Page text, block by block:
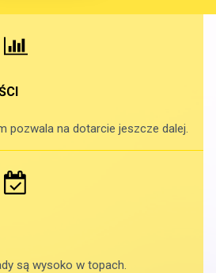
pozwala na dotarcie jeszcze dalej.
są wysoko w topach.